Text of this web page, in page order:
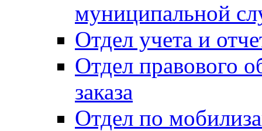
муниципальной
Отдел учета и
Отдел правового
заказа
Отдел по